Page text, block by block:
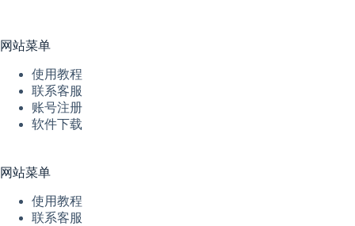
网站菜单
使用教程
联系客服
账号注册
软件下载
网站菜单
使用教程
联系客服